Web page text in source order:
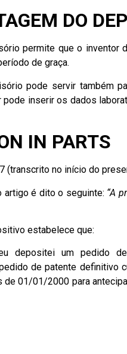
DO
permite que o inventor
de graça.
pode servir também
inserir os dados
IN PARTS
(transcrito no início do
artigo é dito o seguinte: “A
estabelece que:
depositei um pedido
de patente definitivo
de 01/01/2000 para